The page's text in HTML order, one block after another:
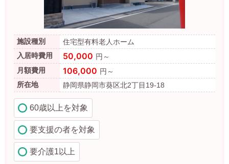
施設種別
住宅型有料老人ホーム
入居時費用
50,000 円～
月額費用
106,000 円～
所在地
静岡県静岡市葵区北2丁目19-18
60歳以上を対象
要支援の者を対象
要介護1以上